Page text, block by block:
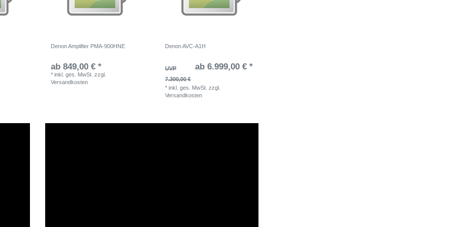
Denon Amplifier PMA-900HNE
ab 849,00 € *
*inkl. ges. MwSt. zzgl.
Versandkosten
Denon AVC-A1H
UVP
7.300,00 €
ab 6.999,00 € *
*inkl. ges. MwSt. zzgl.
Versandkosten